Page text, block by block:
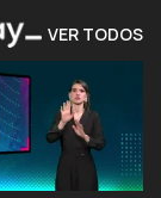
VER TODOS